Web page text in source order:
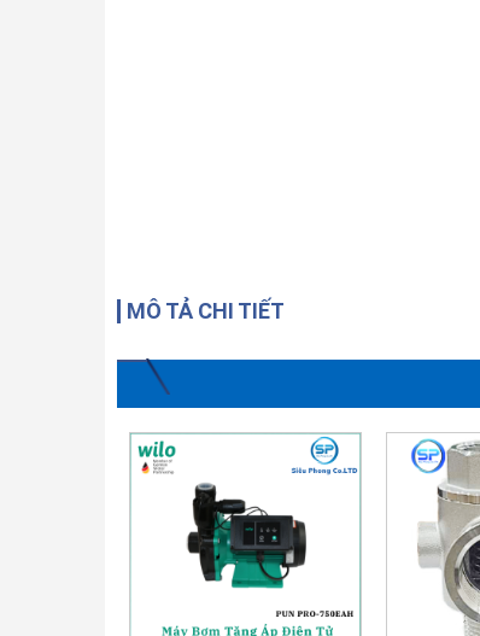
MÔ TẢ CHI TIẾT